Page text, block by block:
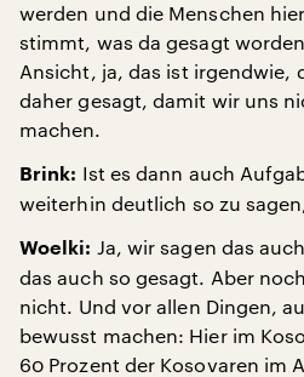
werden und die Menschen
stimmt, was da gesagt
Ansicht, ja, das ist irgendwie,
daher gesagt, damit wir uns
machen.
Brink: Ist es dann auch
weiterhin deutlich so zu
Woelki: Ja, wir sagen das
das auch so gesagt. Aber
nicht. Und vor allen Dingen,
bewusst machen: Hier im
60 Prozent der Kosovaren im